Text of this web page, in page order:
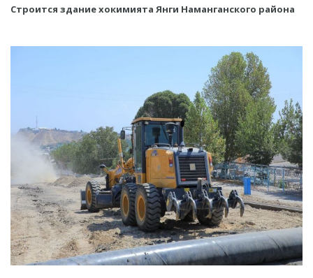
Строится здание хокимията Янги Наманганского района